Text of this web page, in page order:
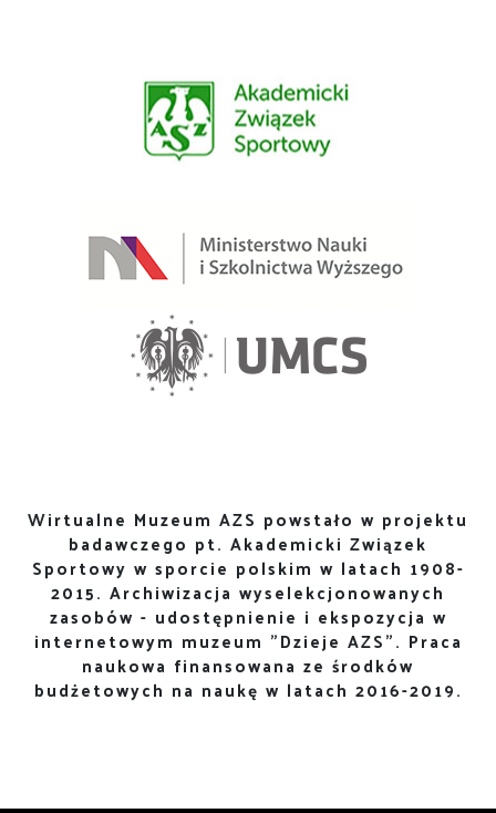
Wirtualne Muzeum AZS powstało w projektu
badawczego pt. Akademicki Związek
Sportowy w sporcie polskim w latach 1908-
2015. Archiwizacja wyselekcjonowanych
zasobów - udostępnienie i ekspozycja w
internetowym muzeum "Dzieje AZS". Praca
naukowa finansowana ze środków
budżetowych na naukę w latach 2016-2019.